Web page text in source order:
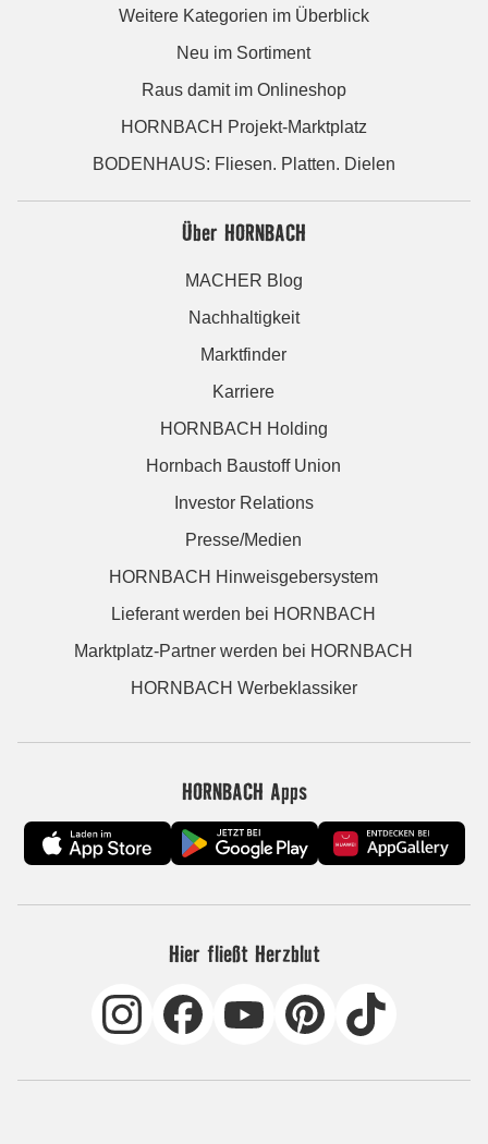
Weitere Kategorien im Überblick
Neu im Sortiment
Raus damit im Onlineshop
HORNBACH Projekt-Marktplatz
BODENHAUS: Fliesen. Platten. Dielen
Über HORNBACH
MACHER Blog
Nachhaltigkeit
Marktfinder
Karriere
HORNBACH Holding
Hornbach Baustoff Union
Investor Relations
Presse/Medien
HORNBACH Hinweisgebersystem
Lieferant werden bei HORNBACH
Marktplatz-Partner werden bei HORNBACH
HORNBACH Werbeklassiker
HORNBACH Apps
Hier fließt Herzblut